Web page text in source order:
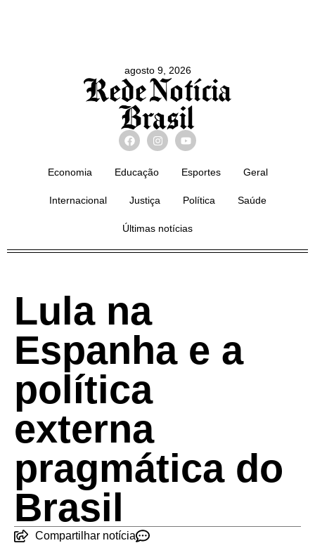
agosto 9, 2026
Economia Educação Esportes Geral
Internacional Justiça Política Saúde
Últimas notícias
Lula na
Espanha e a
política
externa
pragmática do
Brasil
Compartilhar notícia